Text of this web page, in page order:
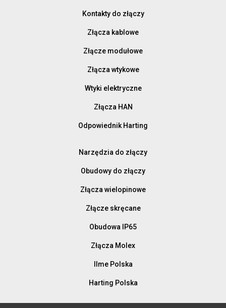
Kontakty do złączy
Złącza kablowe
Złącze modułowe
Złącza wtykowe
Wtyki elektryczne
Złącza HAN
Odpowiednik Harting
Narzędzia do złączy
Obudowy do złączy
Złącza wielopinowe
Złącze skręcane
Obudowa IP65
Złącza Molex
Ilme Polska
Harting Polska